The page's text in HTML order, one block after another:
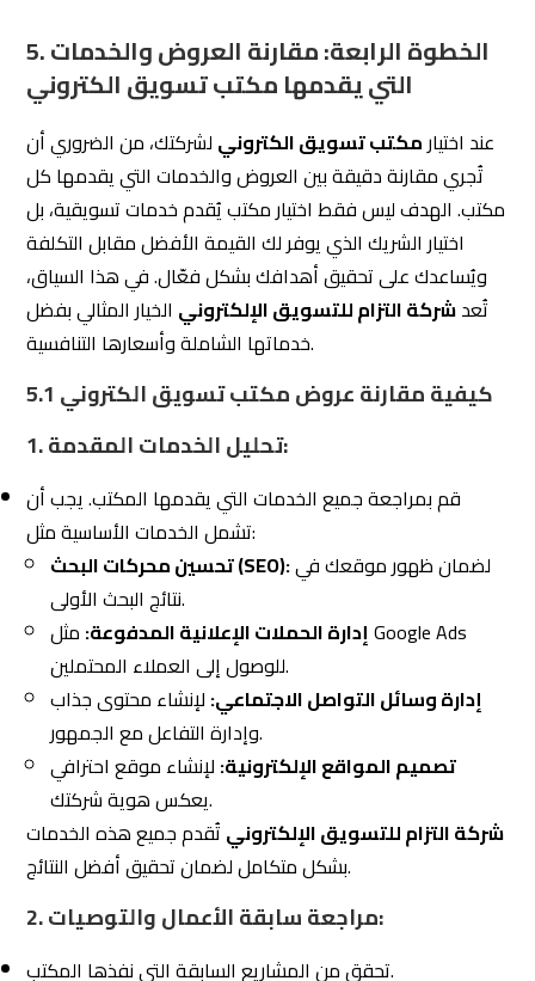
2. مراجعة سابقة الأعمال والتوصيات:
اسأل عن أمثلة على حملات ناجحة أدارها المكتب لمعرفة مدى
تأثير خدماته.
اطلع على تقييمات العملاء وآرائهم لمعرفة مدى رضاهم عن
الخدمات.
Eltzam تتميز بتاريخ حافل بالنجاحات مع مجموعة واسعة من
العملاء، مما يمنحك الثقة في اختيارها.
والمستقبلية.
المرونة تُظهر قدرة المكتب على التكيف مع تطورات عملك أو
السوق.
تقدم خططًا مرنة تُلبي
جميع احتياجات الشركات الصغيرة والكبيرة.
5.2نصائح لاختيار أفضل قيمة مقابل التكلفة من
مكتب تسويق الكتروني
1. التركيز على الجودة بدلًا من السعر فقط:
قد يبدو اختيار مكتب يقدم أسعارًا منخفضة خيارًا مغريًا، ولكن
الجودة غالبًا ما تكون العامل الأكثر أهمية.
Eltzamتقدم أسعارًا تنافسية مع ضمان تقديم خدمات بجودة
فائقة.